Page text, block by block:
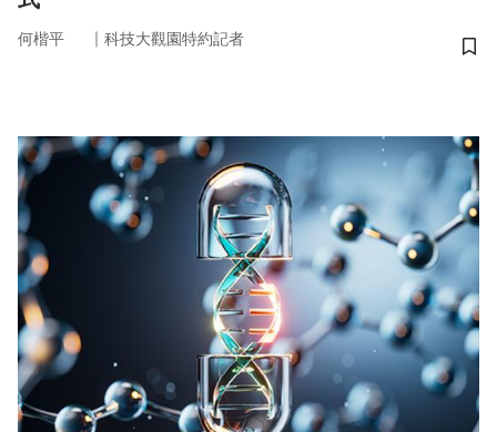
何楷平 ｜ 科技大觀園特約記者
儲